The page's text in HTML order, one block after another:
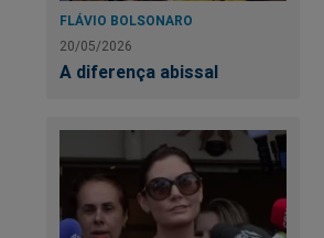
FLÁVIO BOLSONARO
20/05/2026
A diferença abissal